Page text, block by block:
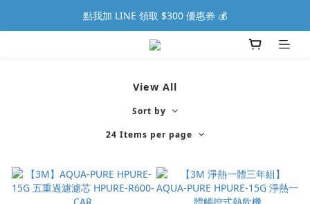
點我加 LINE 領取 $300 優惠券 💰
View All
Sort by
24 Items per page